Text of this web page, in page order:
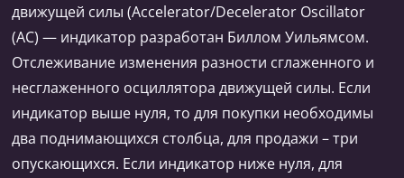
движущей силы (Accelerator/Decelerator Oscillator
(AC) — индикатор разработан Биллом Уильямсом.
Отслеживание изменения разности сглаженного и
несглаженного осциллятора движущей силы. Если
индикатор выше нуля, то для покупки необходимы
два поднимающихся столбца, для продажи – три
опускающихся. Если индикатор ниже нуля, для